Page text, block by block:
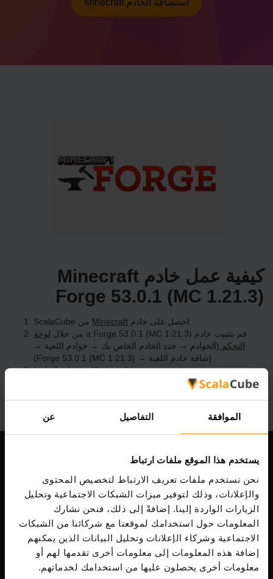
الموافقة التفاصيل عن
يستخدم هذا الموقع ملفات ارتباط
نحن نستخدم ملفات تعريف الارتباط لتخصيص المحتوى
والإعلانات، وذلك لتوفير ميزات الشبكات الاجتماعية وتحليل
الزيارات الواردة إلينا. إضافةً إلى ذلك، فنحن نشارك
المعلومات حول استخدامك لموقعنا مع شركائنا من الشبكات
الاجتماعية وشركاء الإعلانات وتحليل البيانات الذين يمكنهم
إضافة هذه المعلومات إلى معلومات أخرى تقدمها لهم أو
معلومات أخرى يحصلون عليها من استخدامك لخدماتهم.
Minecraft استضافة الخادم
كيفية عمل خادم Minecraft
Forge 53.0.1 (MC 1.21.3)
احصل على خادم Minecraft من ScalaCube
قم بتثبيت خادم a Forge 53.0.1 (MC 1.21.3) من خلال
لوحة
التحكم (الخوادم → حدد الخادم الخاص بك → خوادم اللعبة →
إضافة خادم اللعبة → Forge 53.0.1 (MC 1.21.3))
استمتع باللعب على الخادم!
شركتنا
Scalable Hosting Solutions OÜ
رمز التسجيل: 14652605
ضريبة الشراء: EE102133820
عنوان: Harju maakond, Tallinn, Kesklinna linnaosa,
Vesivärava tn 50-201, 10152